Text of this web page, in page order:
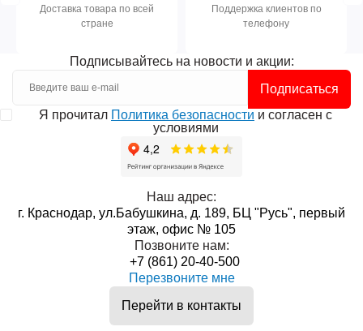
Доставка товара по всей
стране
Поддержка клиентов по
телефону
Подписывайтесь на новости и акции:
Подписаться
Я прочитал Политика безопасности и согласен с
условиями
Наш адрес:
г. Краснодар, ул.Бабушкина, д. 189, БЦ "Русь", первый
этаж, офис № 105
Позвоните нам:
+7 (861) 20-40-500
Перезвоните мне
Перейти в контакты